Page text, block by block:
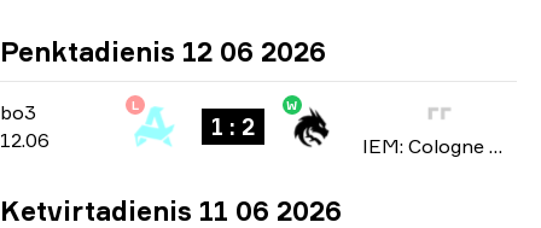
Penktadienis 12 06 2026
bo3
bo3
12.06
L
1 : 2
W
IEM: Cologne Major 2026
Ketvirtadienis 11 06 2026